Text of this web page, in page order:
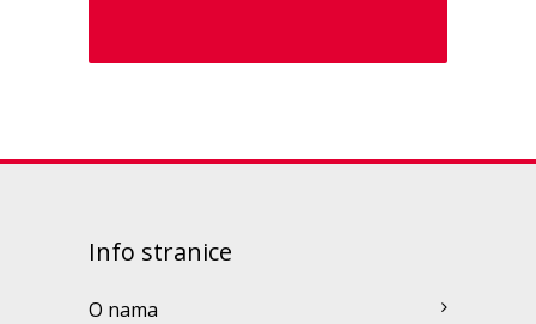
Info stranice
O nama